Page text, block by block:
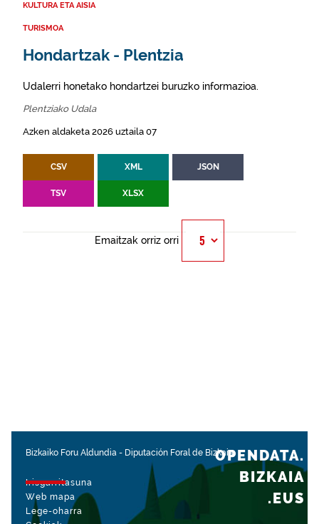
KULTURA ETA AISIA
TURISMOA
Hondartzak - Plentzia
Udalerri honetako hondartzei buruzko informazioa.
Plentziako Udala
Azken aldaketa 2026 uztaila 07
CSV XML JSON
TSV XLSX
Emaitzak orriz orri
Bizkaiko Foru Aldundia - Diputación Foral de Bizkaia
Irisgarritasuna
Web mapa
Lege-oharra
OPENDATA.
BIZKAIA
.EUS